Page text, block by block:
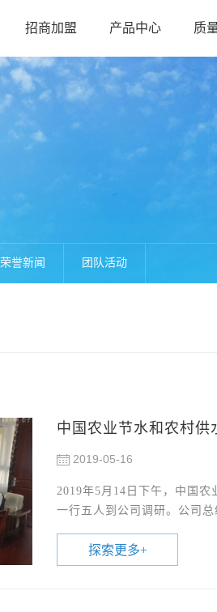
招商加盟 产品中心 质
荣誉新闻 团队活动
中国农业节水和农村
2019-05-16
2019年5月14日下午，中国
一行五人到公司调研。公司
探索更多+